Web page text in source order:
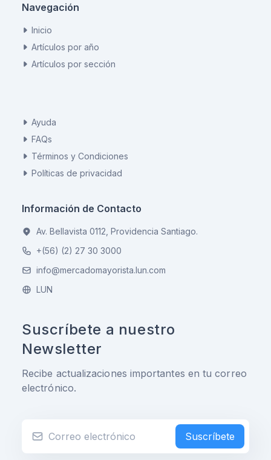
Navegación
Inicio
Artículos por año
Artículos por sección
Ayuda
FAQs
Términos y Condiciones
Políticas de privacidad
Información de Contacto
Av. Bellavista 0112, Providencia Santiago.
+(56) (2) 27 30 3000
info@mercadomayorista.lun.com
LUN
Suscríbete a nuestro
Newsletter
Recibe actualizaciones importantes en tu correo
electrónico.
Suscríbete